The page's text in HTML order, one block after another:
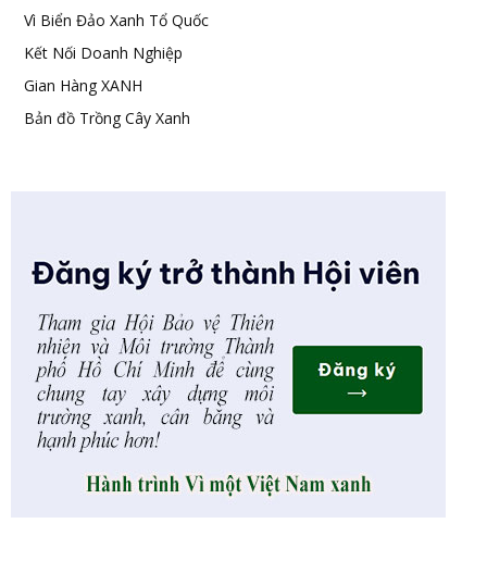
Vì Biển Đảo Xanh Tổ Quốc
Kết Nối Doanh Nghiệp
Gian Hàng XANH
Bản đồ Trồng Cây Xanh